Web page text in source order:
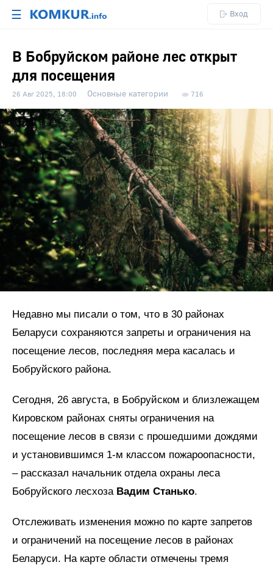
☰ Вход
В Бобруйском районе лес открыт
для посещения
26 Авг 2025, 18:00 Основные категории 716
Недавно мы писали о том, что в 30 районах
Беларуси сохраняются запреты и ограничения на
посещение лесов, последняя мера касалась и
Бобруйского района.
Сегодня, 26 августа, в Бобруйском и близлежащем
Кировском районах сняты ограничения на
посещение лесов в связи с прошедшими дождями
и установившимся 1-м классом пожароопасности,
– рассказал начальник отдела охраны леса
Бобруйского лесхоза Вадим Станько.
Отслеживать изменения можно по карте запретов
и ограничений на посещение лесов в районах
Беларуси. На карте области отмечены тремя